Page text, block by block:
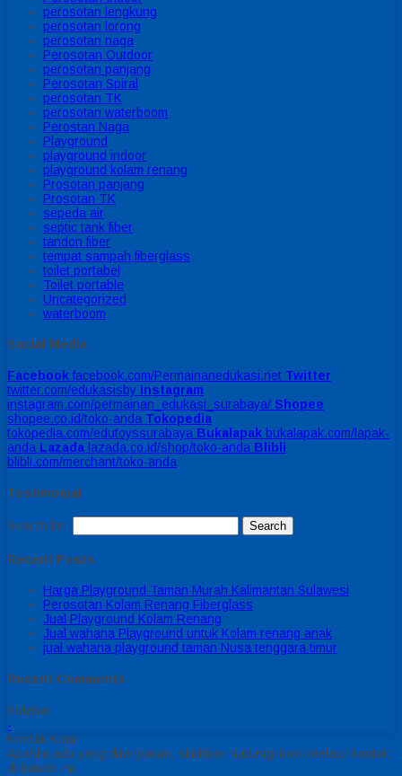
perosotan lengkung
perosotan lorong
perosotan naga
Perosotan Outdoor
perosotan panjang
Perosotan Spiral
perosotan TK
perosotan waterboom
Perostan Naga
Playground
playground indoor
playground kolam renang
Prosotan panjang
Prosotan TK
sepeda air
septic tank fiber
tandon fiber
tempat sampah fiberglass
toilet portabel
Toilet portable
Uncategorized
waterboom
Social Media
Facebook facebook.com/Permainanedukasi.net Twitter
twitter.com/edukasisby Instagram
instagram.com/permainan_edukasi_surabaya/ Shopee
shopee.co.id/toko-anda Tokopedia
tokopedia.com/edutoyssurabaya Bukalapak bukalapak.com/lapak-
anda Lazada lazada.co.id/shop/toko-anda Blibli
blibli.com/merchant/toko-anda
Testimonial
Search for:
Recent Posts
Harga Playground Taman Murah Kalimantan Sulawesi
Perosotan Kolam Renang Fiberglass
Jual Playground Kolam Renang
Jual wahana Playground untuk Kolam renang anak
jual wahana playground taman Nusa tenggara timur
Recent Comments
Sidebar
-
Kontak Kami
Apabila ada yang ditanyakan, silahkan hubungi kami melalui kontak
di bawah ini.